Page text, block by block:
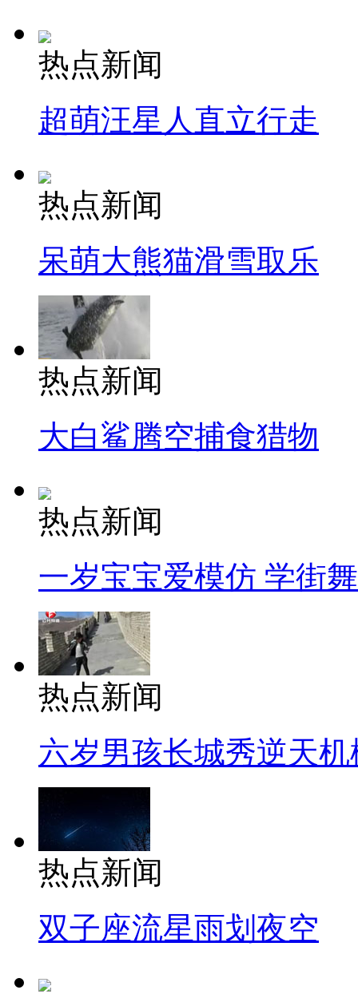
热点新闻
超萌汪星人直立行走
热点新闻
呆萌大熊猫滑雪取乐
热点新闻
大白鲨腾空捕食猎物
热点新闻
一岁宝宝爱模仿 学街
热点新闻
六岁男孩长城秀逆天机
热点新闻
双子座流星雨划夜空